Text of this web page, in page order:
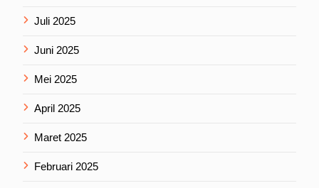
Juli 2025
Juni 2025
Mei 2025
April 2025
Maret 2025
Februari 2025